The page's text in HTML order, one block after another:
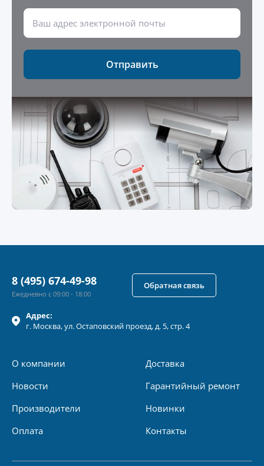
Отправить
Адрес:
г. Москва, ул.Остаповский проезд, д. 5, стр. 4
О компании
Новости
Производители
Оплата
Доставка
Гарантийный ремонт
Новинки
Контакты
8 (495) 674-49-98
Ежедневно с 09:00 - 18:00
Обратная связь